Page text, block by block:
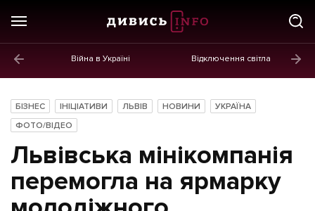
Війна в Україні Відключення світла
Новини
Політика
Економіка
Бізнес
БІЗНЕС ІНІЦІАТИВИ ЛЬВІВ НОВИНИ
УКРАЇНА
ФОТО/ВІДЕО
Львівська мінікомпанія
перемогла на ярмарку